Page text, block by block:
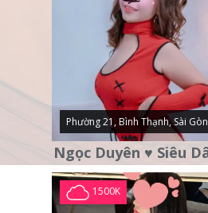
Phường 21, Bình Thạnh, Sài Gòn
1500K